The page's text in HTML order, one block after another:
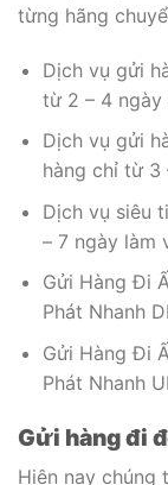
từng hãng
Dịch vụ gửi
từ 2 – 4 ngày
Dịch vụ gửi
hàng chỉ từ 3
Dịch vụ siêu
– 7 ngày làm
Gửi Hàng Đi
Phát Nhanh
Gửi Hàng Đi
Phát Nhanh
Gửi hàng đi
Hiện nay chúng